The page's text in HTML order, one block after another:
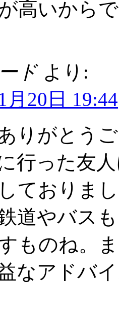
高いから
ド より:
月20日 19:44
りがとう
行った友
ておりま
道やバス
ものね。
なアドバ